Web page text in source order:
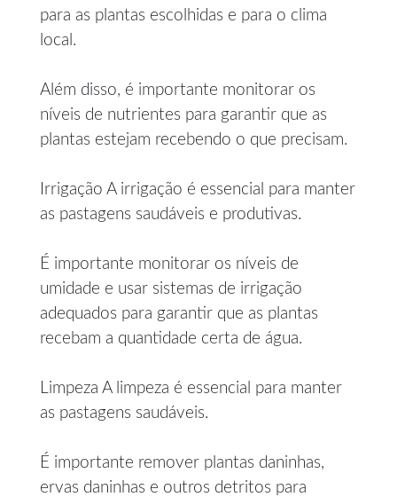
para as plantas escolhidas e para o clima
local.
Além disso, é importante monitorar os
níveis de nutrientes para garantir que as
plantas estejam recebendo o que precisam.
Irrigação A irrigação é essencial para manter
as pastagens saudáveis e produtivas.
É importante monitorar os níveis de
umidade e usar sistemas de irrigação
adequados para garantir que as plantas
recebam a quantidade certa de água.
Limpeza A limpeza é essencial para manter
as pastagens saudáveis.
É importante remover plantas daninhas,
ervas daninhas e outros detritos para